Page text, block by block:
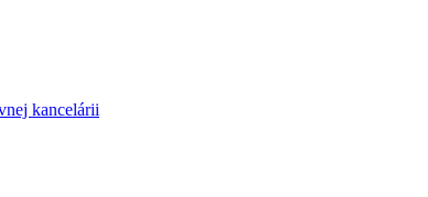
kancelárii